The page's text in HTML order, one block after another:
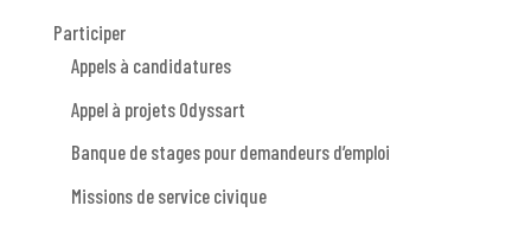
Participer
Appels à candidatures
Appel à projets Odyssart
Banque de stages pour demandeurs d’emploi
Missions de service civique